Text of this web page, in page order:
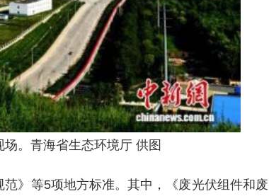
场。青海省生态环境厅 供图
》等5项地方标准。其中，《废光伏组件和废